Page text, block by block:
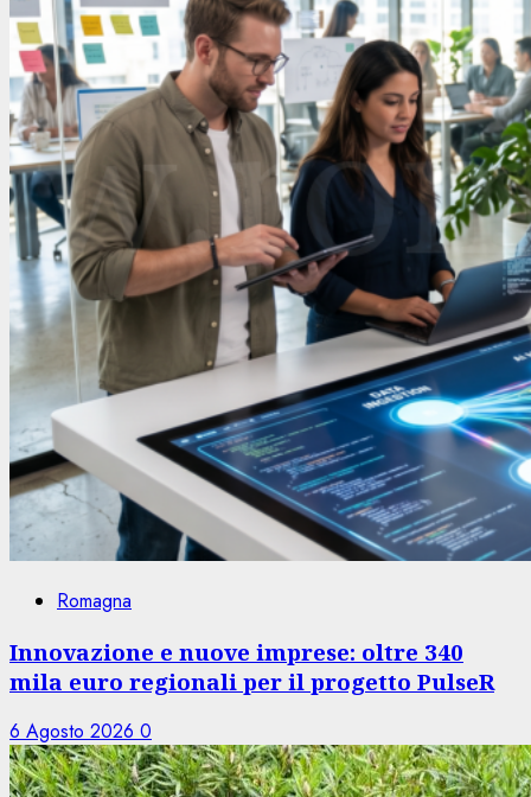
Romagna
Innovazione e nuove imprese: oltre 340
mila euro regionali per il progetto PulseR
6 Agosto 2026 0